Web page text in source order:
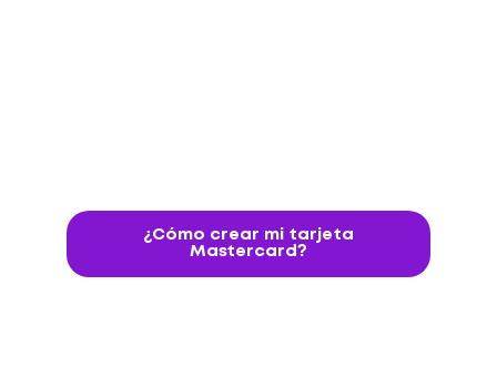
¿Cómo crear mi tarjeta
Mastercard?